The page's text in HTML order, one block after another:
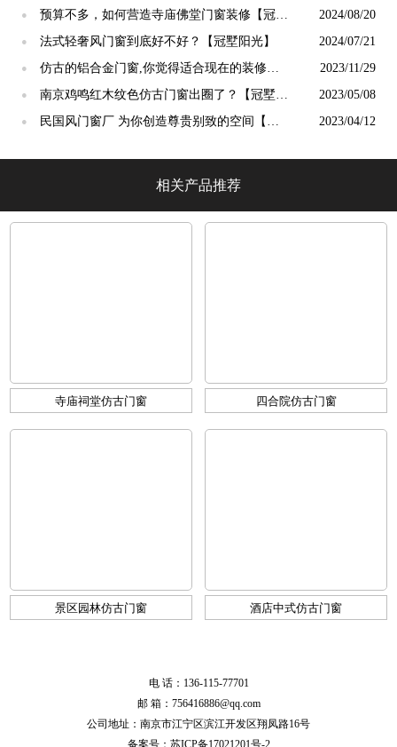
吗？【冠墅阳光】
●
预算不多，如何营造寺庙佛堂门窗装修【冠墅
阳光】
2024/08/20
● 法式轻奢风门窗到底好不好？【冠墅阳光】 2024/07/21
●
仿古的铝合金门窗,你觉得适合现在的装修吗?
【冠墅阳光】
2023/11/29
●
南京鸡鸣红木纹色仿古门窗出圈了？【冠墅阳
光】
2023/05/08
●
民国风门窗厂 为你创造尊贵别致的空间【冠
2023/04/12
相关产品推荐
寺庙祠堂仿古门窗 四合院仿古门窗
景区园林仿古门窗 酒店中式仿古门窗
电 话：136-115-77701
邮 箱：756416886@qq.com
公司地址：南京市江宁区滨江开发区翔凤路16号
备案号： 苏ICP备17021201号-2